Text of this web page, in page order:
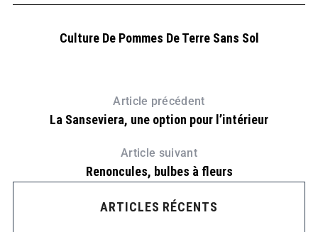
Culture De Pommes De Terre Sans Sol
Article précédent
La Sanseviera, une option pour l’intérieur
Article suivant
Renoncules, bulbes à fleurs
ARTICLES RÉCENTS